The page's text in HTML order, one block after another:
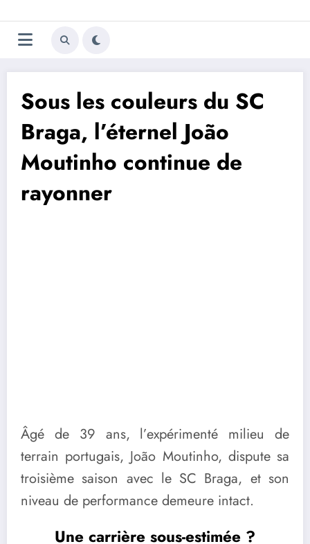
au
contenu
Trivela
L'actualité du football
Sous les couleurs du SC
Braga, l’éternel João
Moutinho continue de
rayonner
Âgé de 39 ans, l’expérimenté milieu de
terrain portugais, João Moutinho, dispute sa
troisième saison avec le SC Braga, et son
niveau de performance demeure intact.
Une carrière sous-estimée ?